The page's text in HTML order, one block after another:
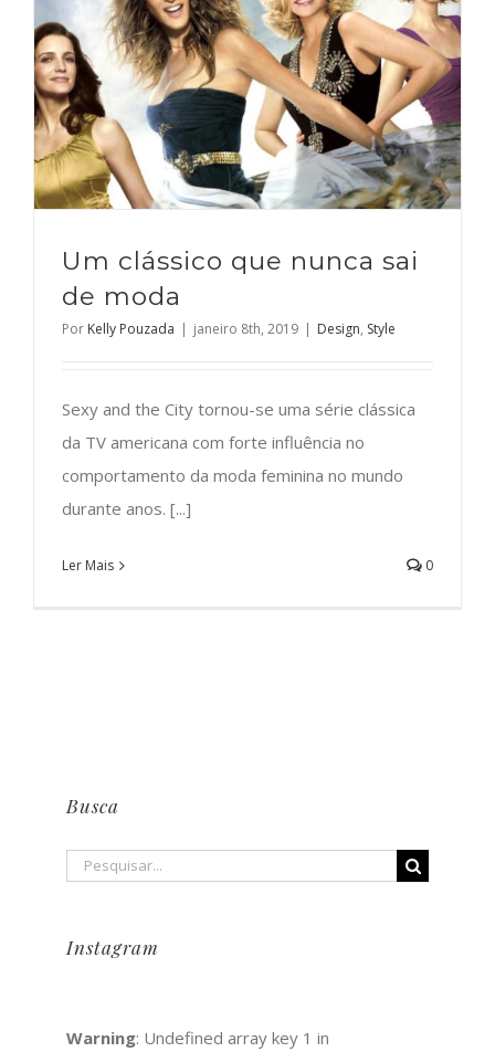
Um clássico que nunca sai
de moda
Por Kelly Pouzada | janeiro 8th, 2019 | Design, Style
Sexy and the City tornou-se uma série clássica
da TV americana com forte influência no
comportamento da moda feminina no mundo
durante anos. [...]
Ler Mais 0
Busca
Buscar
Instagram
Warning: Undefined array key 1 in